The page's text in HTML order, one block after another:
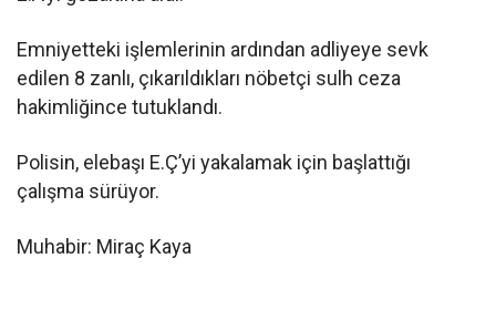
Emniyetteki işlemlerinin ardından adliyeye sevk
edilen 8 zanlı, çıkarıldıkları nöbetçi sulh ceza
hakimliğince tutuklandı.
Polisin, elebaşı E.Ç’yi yakalamak için başlattığı
çalışma sürüyor.
Muhabir: Miraç Kaya